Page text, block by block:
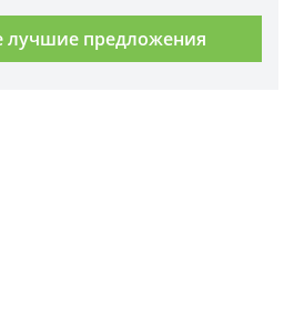
лучшие предложения